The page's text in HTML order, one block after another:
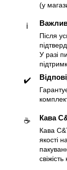
(у
ℹ️
Після
У разі
✔️
☕️ Кава
Кава
якості
свіжість